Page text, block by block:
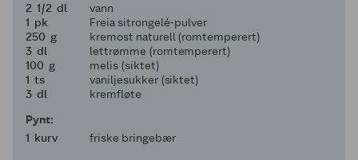
2 og en halv
2 1/2 dl
vann
11 pk
Freia sitrongelé-pulver
250
250 g
kremost naturell (romtemperert)
3
3 dl
lettrømme (romtemperert)
100
100 g
melis (siktet)
11 ts
vaniljesukker (siktet)
3
3 dl
kremfløte
Pynt:
11 kurv friske bringebær